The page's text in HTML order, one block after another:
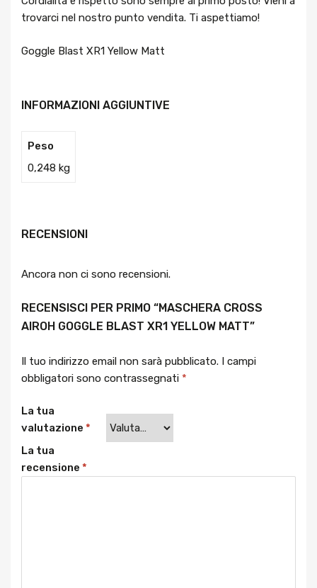
trovarci nel nostro punto vendita. Ti aspettiamo!
Goggle Blast XR1 Yellow Matt
INFORMAZIONI AGGIUNTIVE
Peso
0,248 kg
RECENSIONI
Ancora non ci sono recensioni.
RECENSISCI PER PRIMO “MASCHERA CROSS
AIROH GOGGLE BLAST XR1 YELLOW MATT”
Il tuo indirizzo email non sarà pubblicato. I campi
obbligatori sono contrassegnati *
La tua
valutazione *
La tua
recensione *